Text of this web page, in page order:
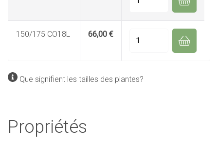
150/175 CO18L 66,00 €
Que signifient les tailles des plantes?
Propriétés